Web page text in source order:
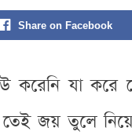
Share on Facebook
করেনি যা করে
জয় তুলে